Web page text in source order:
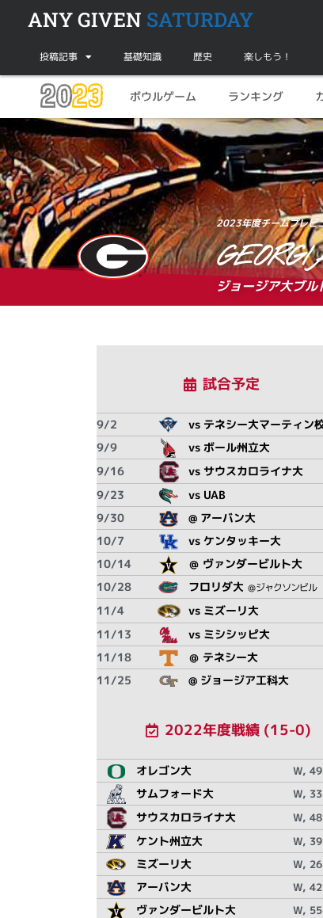
ANY GIVEN SATURDAY
投稿記事 基礎知識 歴史 楽しもう！
2023 ボウルゲーム ランキング
2023年度チームプレビ
ジョージア大ブル
試合予定
9/2
vs テネシー大マーティン
9/9
vs ボール州立大
9/16
vs サウスカロライナ大
9/23
vs UAB
9/30
@ アーバン大
10/7
vs ケンタッキー大
10/14
＠ ヴァンダービルト大
10/28
フロリダ大 ＠ジャクソンビル
11/4
vs ミズーリ大
11/13
vs ミシシッピ大
11/18
＠ テネシー大
11/25
@ ジョージア工科大
2022年度戦績 (15-0)
オレゴン大 W,
サムフォード大 W,
サウスカロライナ大 W,
ケント州立大 W,
ミズーリ大 W,
アーバン大 W,
ヴァンダービルト大 W,